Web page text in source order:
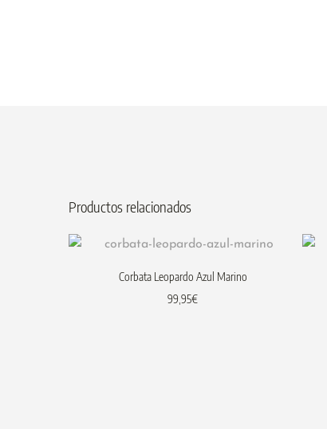
Productos relacionados
Corbata Leopardo Azul Marino
99,95€